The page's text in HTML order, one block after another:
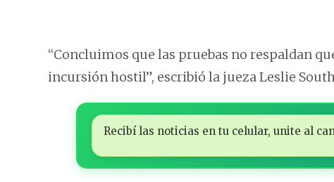
“Concluimos que las pruebas no respaldan
incursión hostil”, escribió la jueza Leslie
Recibí las noticias en tu celular, unite al